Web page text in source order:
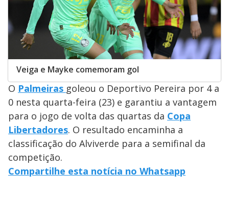
Veiga e Mayke comemoram gol
O Palmeiras goleou o Deportivo Pereira por 4 a
0 nesta quarta-feira (23) e garantiu a vantagem
para o jogo de volta das quartas da Copa
Libertadores. O resultado encaminha a
classificação do Alviverde para a semifinal da
competição.
Compartilhe esta notícia no Whatsapp